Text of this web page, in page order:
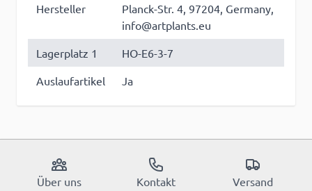
Hersteller
Planck-Str. 4, 97204, Germany,
info@artplants.eu
Lagerplatz 1
HO-E6-3-7
Auslaufartikel
Ja
Über uns Kontakt Versand